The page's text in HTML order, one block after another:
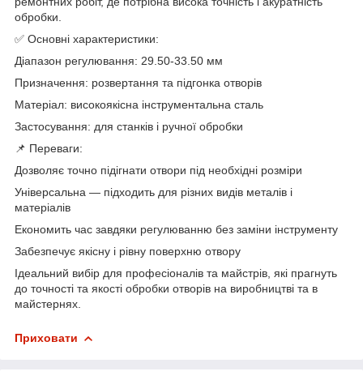
обробки.
✅ Основні характеристики:
Діапазон регулювання: 29.50-33.50 мм
Призначення: розвертання та підгонка отворів
Матеріал: високоякісна інструментальна сталь
Застосування: для станків і ручної обробки
📌 Переваги:
Дозволяє точно підігнати отвори під необхідні розміри
Універсальна — підходить для різних видів металів і
матеріалів
Економить час завдяки регулюванню без заміни інструменту
Забезпечує якісну і рівну поверхню отвору
Ідеальний вибір для професіоналів та майстрів, які прагнуть
до точності та якості обробки отворів на виробництві та в
майстернях.
Приховати